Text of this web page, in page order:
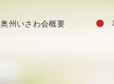
奥州いさわ会概要